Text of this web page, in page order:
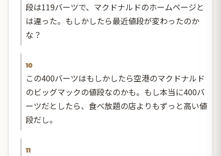
段は119バーツで、マクドナルドのホームページと
は違った。もしかしたら最近値段が変わったのか
な？
10
この400バーツはもしかしたら空港のマクドナルド
のビッグマックの値段なのかも。もし本当に400バ
ーツだとしたら、食べ放題の店よりもずっと高い値
段だし。
11